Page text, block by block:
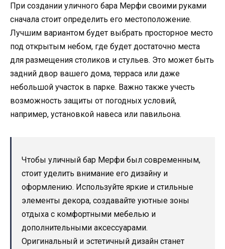
При создании уличного бара Мерфи своими руками
сначала стоит определить его местоположение.
Лучшим вариантом будет выбрать просторное место
под открытым небом, где будет достаточно места
для размещения столиков и стульев. Это может быть
задний двор вашего дома, терраса или даже
небольшой участок в парке. Важно также учесть
возможность защиты от погодных условий,
например, установкой навеса или павильона.
Чтобы уличный бар Мерфи был современным,
стоит уделить внимание его дизайну и
оформлению. Используйте яркие и стильные
элементы декора, создавайте уютные зоны
отдыха с комфортными мебелью и
дополнительными аксессуарами.
Оригинальный и эстетичный дизайн станет